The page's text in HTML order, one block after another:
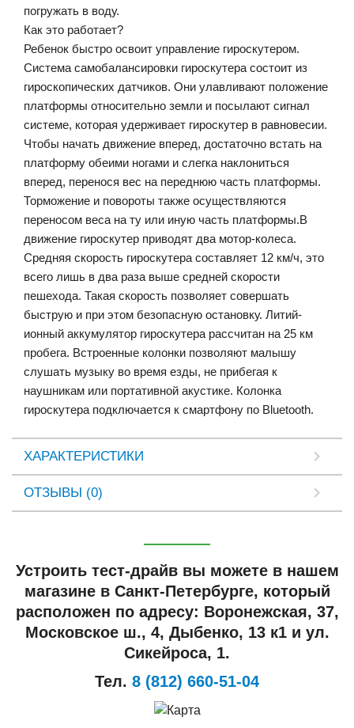
погружать в воду.
Как это работает?
Ребенок быстро освоит управление гироскутером.
Система самобалансировки гироскутера состоит из
гироскопических датчиков. Они улавливают положение
платформы относительно земли и посылают сигнал
системе, которая удерживает гироскутер в равновесии.
Чтобы начать движение вперед, достаточно встать на
платформу обеими ногами и слегка наклониться
вперед, перенося вес на переднюю часть платформы.
Торможение и повороты также осуществляются
переносом веса на ту или иную часть платформы.В
движение гироскутер приводят два мотор-колеса.
Средняя скорость гироскутера составляет 12 км/ч, это
всего лишь в два раза выше средней скорости
пешехода. Такая скорость позволяет совершать
быструю и при этом безопасную остановку. Литий-
ионный аккумулятор гироскутера рассчитан на 25 км
пробега. Встроенные колонки позволяют малышу
слушать музыку во время езды, не прибегая к
наушникам или портативной акустике. Колонка
гироскутера подключается к смартфону по Bluetooth.
ХАРАКТЕРИСТИКИ
ОТЗЫВЫ (0)
Устроить тест-драйв вы можете в нашем
магазине в Санкт-Петербурге, который
расположен по адресу: Воронежская, 37,
Московское ш., 4, Дыбенко, 13 к1 и ул.
Сикейроса, 1.
Тел. 8 (812) 660-51-04